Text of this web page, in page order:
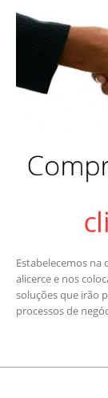
Estabelecemos
alicerce e nos
soluções que irão
processos de